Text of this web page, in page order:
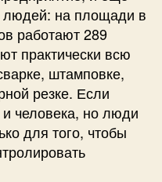
людей: на площади в
работают 289
практически всю
штамповке,
резке. Если
человека, но люди
для того, чтобы